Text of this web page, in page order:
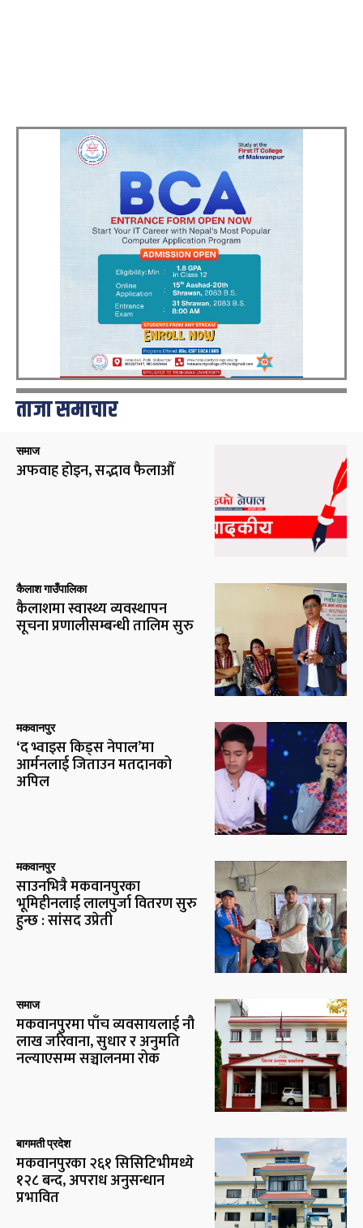
ताजा समाचार
समाज
अफवाह होइन, सद्भाव फैलाऔँ
कैलाश गाउँपालिका
कैलाशमा स्वास्थ्य व्यवस्थापन
सूचना प्रणालीसम्बन्धी तालिम सुरु
मकवानपुर
‘द भ्वाइस किड्स नेपाल’मा
आर्मनलाई जिताउन मतदानको
अपिल
मकवानपुर
साउनभित्रै मकवानपुरका
भूमिहीनलाई लालपुर्जा वितरण सुरु
हुन्छ : सांसद उप्रेती
समाज
मकवानपुरमा पाँच व्यवसायलाई नौ
लाख जरिवाना, सुधार र अनुमति
नल्याएसम्म सञ्चालनमा रोक
बागमती प्रदेश
मकवानपुरका २६१ सिसिटिभीमध्ये
१२८ बन्द, अपराध अनुसन्धान
प्रभावित